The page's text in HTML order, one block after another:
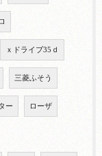
ｘドライブ35ｄ
三菱ふそう
ー ローザ